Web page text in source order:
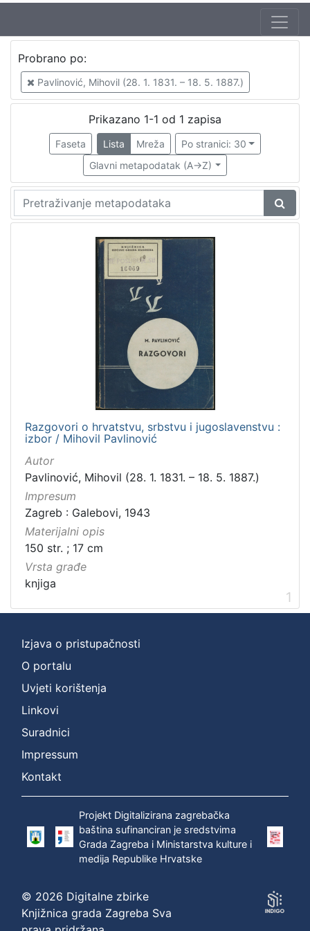
Zbirka
Knjige
Probrano po:
Pavlinović, Mihovil (28. 1. 1831. – 18. 5. 1887.)
Prikazano 1-1 od 1 zapisa
Faseta Lista Mreža
Po stranici: 30
Glavni metapodatak (A->Z)
Razgovori o hrvatstvu, srbstvu i jugoslavenstvu :
izbor / Mihovil Pavlinović
Autor
Pavlinović, Mihovil (28. 1. 1831. – 18. 5. 1887.)
Impresum
Zagreb : Galebovi, 1943
Materijalni opis
150 str. ; 17 cm
Vrsta građe
knjiga
1
Izjava o pristupačnosti
O portalu
Uvjeti korištenja
Linkovi
Suradnici
Impressum
Kontakt
Projekt Digitalizirana zagrebačka
baština sufinanciran je sredstvima
Grada Zagreba i Ministarstva kulture i
medija Republike Hrvatske
© 2026 Digitalne zbirke
Knjižnica grada Zagreba Sva